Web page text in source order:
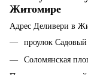
Житомире
Адрес Деливери в
проулок
Соломянская